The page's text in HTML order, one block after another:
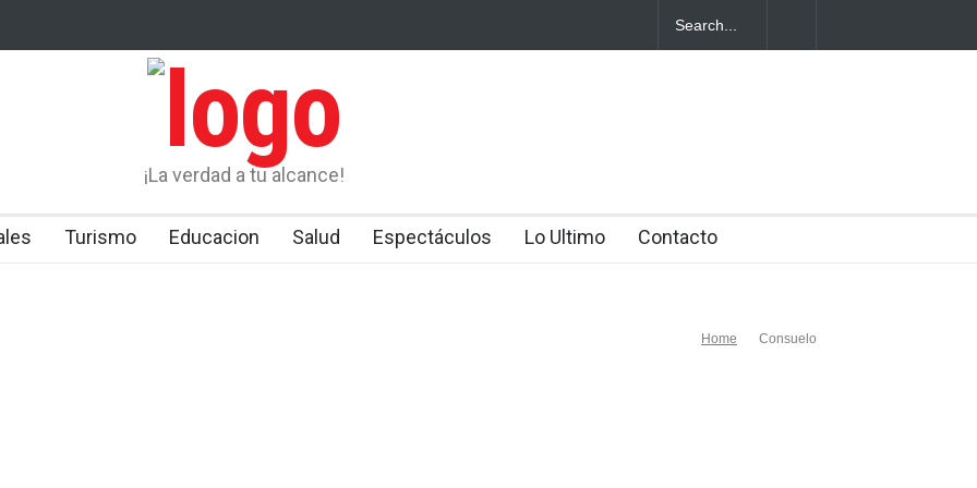
PN activa búsqueda de dos prófugos de la justicia en Higüey
¡La verdad a tu alcance!
Turismo Educacion Salud Espectáculos Lo Ultimo Contacto
Home Consuelo